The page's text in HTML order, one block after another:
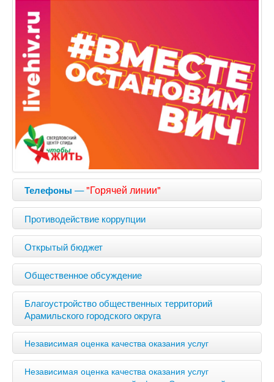
Телефоны —"Горячей линии"
Противодействие коррупции
Открытый бюджет
Общественное обсуждение
Благоустройство общественных территорий
Арамильского городского округа
Независимая оценка качества оказания услуг
Независимая оценка качества оказания услуг